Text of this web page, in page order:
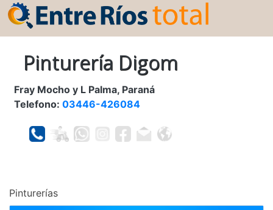
Pinturería Digom
Fray Mocho y L Palma, Paraná
Telefono: 03446-426084
Pinturerías